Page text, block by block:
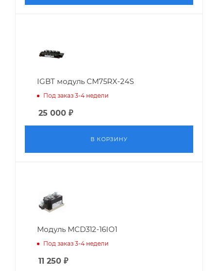
IGBT модуль CM75RX-24S
Под заказ 3-4 недели
25 000 ₽
В КОРЗИНУ
Модуль MCD312-16IO1
Под заказ 3-4 недели
11 250 ₽